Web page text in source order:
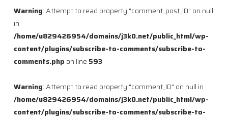
Warning: Attempt to read property "comment_post_ID" on null
in
/home/u829426954/domains/j3k0.net/public_html/wp-
content/plugins/subscribe-to-comments/subscribe-to-
comments.php on line 593
Warning: Attempt to read property "comment_ID" on null in
/home/u829426954/domains/j3k0.net/public_html/wp-
content/plugins/subscribe-to-comments/subscribe-to-